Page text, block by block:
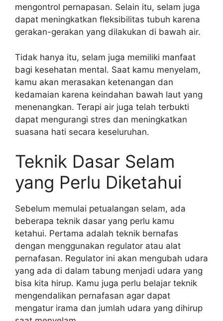
mengontrol pernapasan. Selain itu, selam juga
dapat meningkatkan fleksibilitas tubuh karena
gerakan-gerakan yang dilakukan di bawah air.
Tidak hanya itu, selam juga memiliki manfaat
bagi kesehatan mental. Saat kamu menyelam,
kamu akan merasakan ketenangan dan
kedamaian karena keindahan bawah laut yang
menenangkan. Terapi air juga telah terbukti
dapat mengurangi stres dan meningkatkan
suasana hati secara keseluruhan.
Teknik Dasar Selam
yang Perlu Diketahui
Sebelum memulai petualangan selam, ada
beberapa teknik dasar yang perlu kamu
ketahui. Pertama adalah teknik bernafas
dengan menggunakan regulator atau alat
pernafasan. Regulator ini akan mengubah udara
yang ada di dalam tabung menjadi udara yang
bisa kita hirup. Kamu juga perlu belajar teknik
mengendalikan pernafasan agar dapat
mengatur irama dan jumlah udara yang dihirup